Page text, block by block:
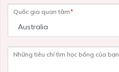
Quốc gia quan tâm*
Những tiêu chí tìm học bổng của bạn